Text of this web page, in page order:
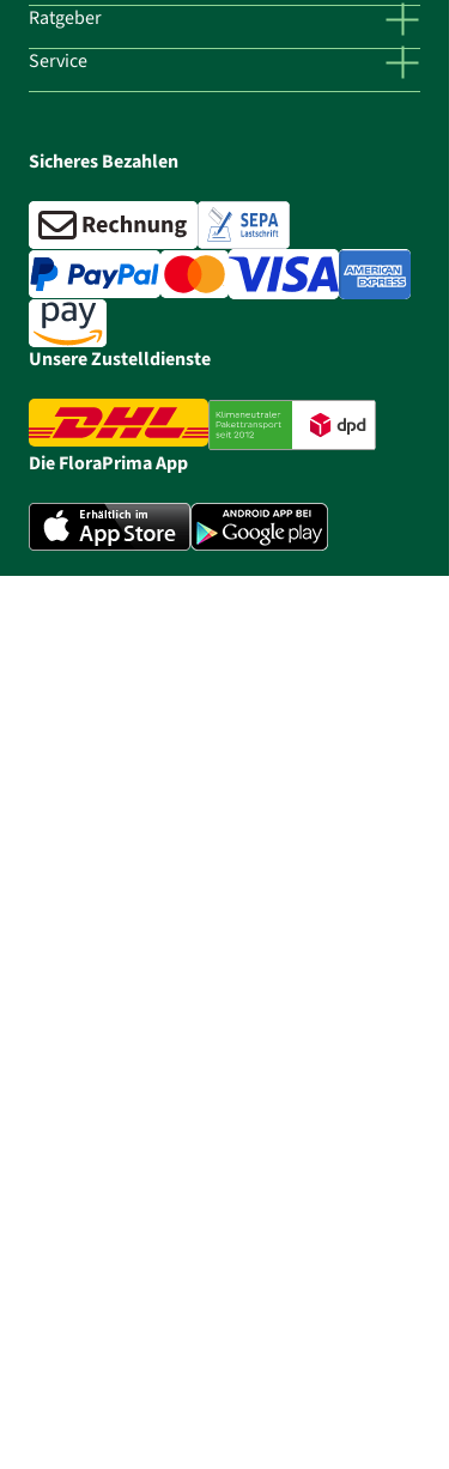
Ratgeber
Service
Sicheres Bezahlen
Unsere Zustelldienste
Die FloraPrima App